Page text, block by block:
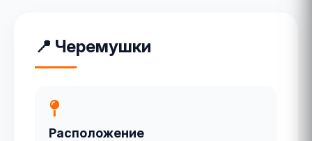
📍 Черемушки
Расположение